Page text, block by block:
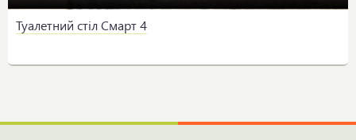
Туалетний стіл Смарт 4